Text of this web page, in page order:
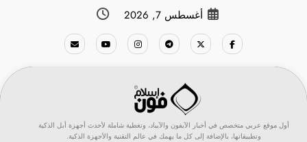
أغسطس 7, 2026
أول موقع عربي متخصص في أخبار الآيفون والآيباد، وتغطية شاملة لأحدث أجهزة أبل الذكية
وتطبيقاتها، بالإضافة إلى كل ما يهمك في عالم التقنية والأجهزة الذكية.